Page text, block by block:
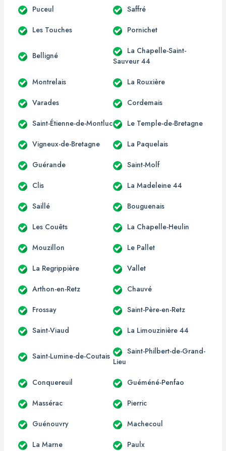
Puceul Saffré
Les Touches Pornichet
Belligné
La Chapelle-Saint-
Sauveur 44
Montrelais La Rouxière
Varades Cordemais
Saint-Étienne-de-Montluc Le Temple-de-Bretagne
Vigneux-de-Bretagne La Paquelais
Guérande Saint-Molf
Clis La Madeleine 44
Saillé Bouguenais
Les Couêts La Chapelle-Heulin
Mouzillon Le Pallet
La Regrippière Vallet
Arthon-en-Retz Chauvé
Frossay Saint-Père-en-Retz
Saint-Viaud La Limouzinière 44
Saint-Lumine-de-Coutais
Saint-Philbert-de-Grand-
Lieu
Conquereuil Guéméné-Penfao
Massérac Pierric
Guénouvry Machecoul
La Marne Paulx